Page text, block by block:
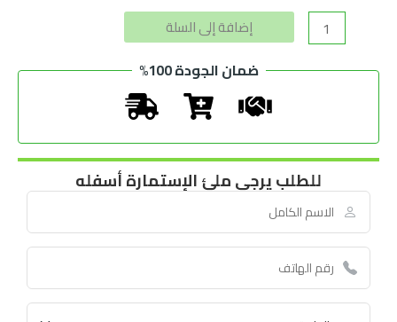
إضافة إلى السلة
ضمان الجودة 100%
للطلب يرجى ملئ الإستمارة أسفله